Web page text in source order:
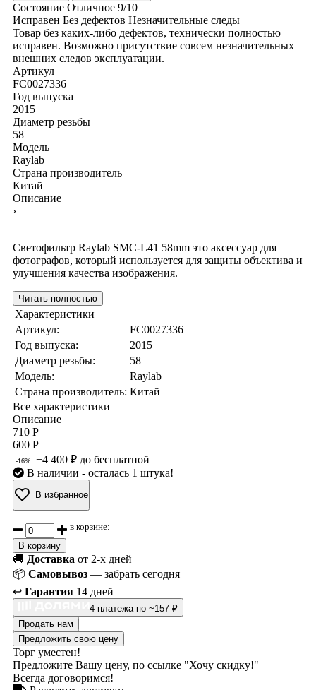
Состояние Отличное 9/10
Исправен Без дефектов Незначительные следы
Товар без каких-либо дефектов, технически полностью
исправен. Возможно присутствие совсем незначительных
внешних следов эксплуатации.
Артикул
FC0027336
Год выпуска
2015
Диаметр резьбы
58
Модель
Raylab
Страна производитель
Китай
Описание
›
Светофильтр Raylab SMC-L41 58mm это аксессуар для
фотографов, который используется для защиты объектива и
улучшения качества изображения.
Читать полностью
Характеристики
Артикул:
FC0027336
Год выпуска:
2015
Диаметр резьбы:
58
Модель:
Raylab
Страна производитель: Китай
Все характеристики
Описание
710 Р
600 Р
-16%
+4 400 ₽ до бесплатной
В наличии - осталась 1 штука!
В избранное
в корзине:
В корзину
🚚 Доставка от 2-х дней
📦 Самовывоз — забрать сегодня
↩️ Гарантия 14 дней
4 платежа по ~157 ₽
Продать нам
Предложить свою цену
Торг уместен!
Предложите Вашу цену, по ссылке "Хочу скидку!"
Всегда договоримся!